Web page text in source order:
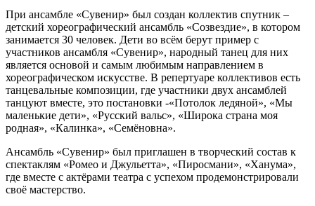
При ансамбле «Сувенир» был создан коллектив спутник –
детский хореографический ансамбль «Созвездие», в котором
занимается 30 человек. Дети во всём берут пример с
участников ансамбля «Сувенир», народный танец для них
является основой и самым любимым направлением в
хореографическом искусстве. В репертуаре коллективов есть
танцевальные композиции, где участники двух ансамблей
танцуют вместе, это постановки -«Потолок ледяной», «Мы
маленькие дети», «Русский вальс», «Широка страна моя
родная», «Калинка», «Семёновна».
Ансамбль «Сувенир» был приглашен в творческий состав к
спектаклям «Ромео и Джульетта», «Пиросмани», «Ханума»,
где вместе с актёрами театра с успехом продемонстрировали
своё мастерство.